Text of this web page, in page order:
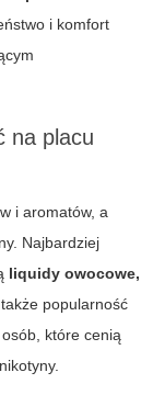
i komfort
na placu
i aromatów, a
Najbardziej
liquidy owocowe,
popularność
które cenią